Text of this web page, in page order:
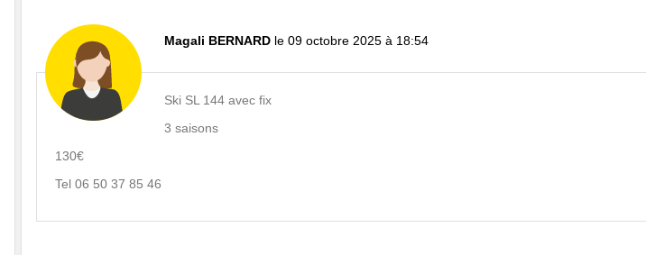
Magali BERNARD le 09 octobre 2025 à 18:54
Ski SL 144 avec fix
3 saisons
130€
Tel 06 50 37 85 46